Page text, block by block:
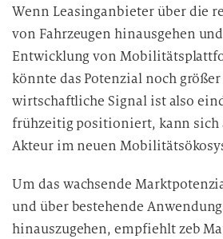
g
Wenn Leasinganbieter über die
von Fahrzeugen hinausgehen
Entwicklung von
könnte das Potenzial noch
wirtschaftliche Signal ist also
frühzeitig positioniert, kann sich
Akteur im neuen
Um das wachsende
und über bestehende
hinauszugehen, empfiehlt zeb